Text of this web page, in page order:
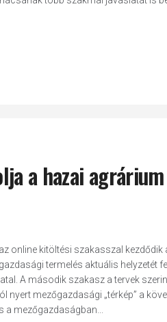
a hazai
online kitöltési szakasszal kezdődik
termelés aktuális helyzetét
A második szakasz a tervek
mezőgazdasági „térkép” a
mezőgazdaságban...